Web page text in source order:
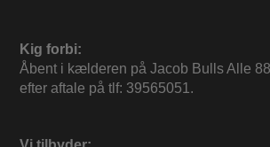
Kig forbi:
Åbent i kælderen på Jacob Bulls Alle
efter aftale på tlf: 39565051.